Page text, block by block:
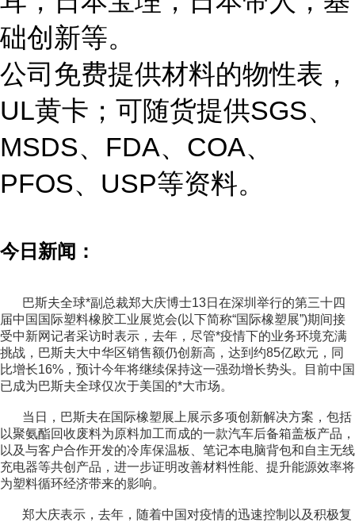
础创新等。
公司免费提供材料的物性表，
UL黄卡；可随货提供SGS、
MSDS、FDA、COA、
PFOS、USP等资料。
今日新闻：
巴斯夫全球*副总裁郑大庆博士13日在深圳举行的第三十四
届中国国际塑料橡胶工业展览会(以下简称“国际橡塑展”)期间接
受中新网记者采访时表示，去年，尽管*疫情下的业务环境充满
挑战，巴斯夫大中华区销售额仍创新高，达到约85亿欧元，同
比增长16%，预计今年将继续保持这一强劲增长势头。目前中国
已成为巴斯夫全球仅次于美国的*大市场。
当日，巴斯夫在国际橡塑展上展示多项创新解决方案，包括
以聚氨酯回收废料为原料加工而成的一款汽车后备箱盖板产品，
以及与客户合作开发的冷库保温板、笔记本电脑背包和自主无线
充电器等共创产品，进一步证明改善材料性能、提升能源效率将
为塑料循环经济带来的影响。
郑大庆表示，去年，随着中国对疫情的迅速控制以及积极复